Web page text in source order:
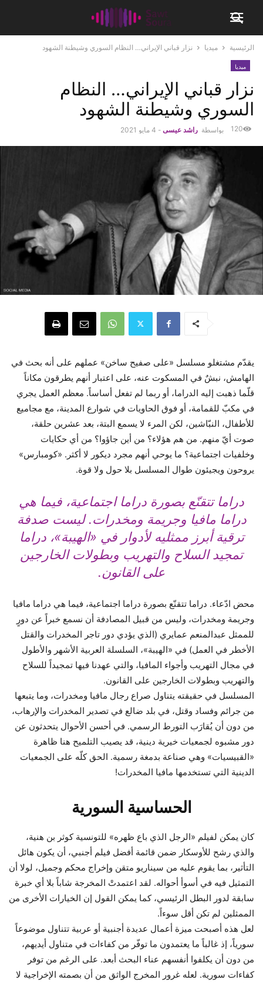
الرئيسية ميديا نزار قباني الإيراني… النظام السوري وشيطنة الشهود
ميديا
نزار قباني الإيراني… النظام
السوري وشيطنة الشهود
بواسطة راشد عيسى - 4 مايو 2021 120
يقدّم مشتغلو مسلسل «على صفيح ساخن» عملهم على أنه بحث في
الهامش، نبشٌ في المسكوت عنه، على اعتبار أنهم يطرقون مكاناً
قلّما ذهبت إليه الدراما، أو ربما لم تفعل أساساً. معظم العمل يجري
في مكبّ للقمامة، أو فوق الحاويات في شوارع المدينة، مع مجاميع
للأطفال، النبّاشين، لكن المرء لا يسمع البتة، بعد عشرين حلقة،
صوت أيّ منهم. من هم هؤلاء؟ من أين جاؤوا؟ من أي حكايات
وخلفيات اجتماعية؟ ما يوحي أنهم مجرد ديكور لا أكثر. «كومبارس»
يروحون ويجيئون طوال المسلسل بلا حول ولا قوة.
دراما تتقنّع بصورة دراما اجتماعية، فيما هي
دراما مافيا وجريمة ومخدرات. ليست صدفة
ترقية أبرز ممثليه لأدوار في «الهيبة»، دراما
تمجيد السلاح والتهريب وبطولات الخارجين
على القانون.
محض ادّعاء. دراما تتقنّع بصورة دراما اجتماعية، فيما هي دراما مافيا
وجريمة ومخدرات، وليس من قبيل المصادفة أن نسمع خبراً عن دورٍ
للممثل عبدالمنعم عمايري (الذي يؤدي دور تاجر المخدرات والقتل
الأخطر في العمل) في «الهيبة»، السلسلة العربية الأشهر والأطول
في مجال التهريب وأجواء المافيا، والتي عهدنا فيها تمجيداً للسلاح
والتهريب وبطولات الخارجين على القانون.
المسلسل في حقيقته يتناول صراع رجال مافيا ومخدرات، وما يتبعها
من جرائم وفساد وقتل، في بلد ضالع في تصدير المخدرات والإرهاب،
من دون أن يُقارَب التورط الرسمي. في أحسن الأحوال يتحدثون عن
دور مشبوه لجمعيات خيرية دينية، قد يصيب التلميح هنا ظاهرة
«القبيسيات» وهي صناعة بدمغة رسمية. الحق كلّه على الجمعيات
الدينية التي تستخدمها مافيا المخدرات!
الحساسية السورية
كان يمكن لفيلم «الرجل الذي باع ظهره» للتونسية كوثر بن هنية،
والذي رشح للأوسكار ضمن قائمة أفضل فيلم أجنبي، أن يكون هائل
التأثير، بما يقوم عليه من سيناريو متقن وإخراج محكم وجميل، لولا أن
التمثيل فيه في أسوأ أحواله. لقد اعتمدتْ المخرجة شاباً بلا أي خبرة
سابقة لدور البطل الرئيسي، كما يمكن القول إن الخيارات الأخرى من
الممثلين لم تكن أقل سوءاً.
لعل هذه أصبحت ميزة أعمال عديدة أجنبية أو عربية تتناول موضوعاً
سورياً، إذ غالباً ما يعتمدون ما توفّر من كفاءات في متناول أيديهم،
من دون أن يكلفوا أنفسهم عناء البحث أبعد. على الرغم من توفر
كفاءات سورية. لعله غرور المخرج الواثق من أن بصمته الإخراجية لا